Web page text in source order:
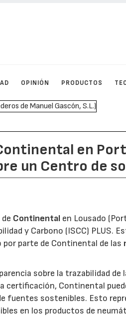
OPINIÓN PRODUCTOS
en
un Centro de
Continental en Lousado
y Carbono (ISCC) PLUS.
parte de Continental de las
sobre la trazabilidad
certificación, Continental
fuentes sostenibles. Esto
en los productos de